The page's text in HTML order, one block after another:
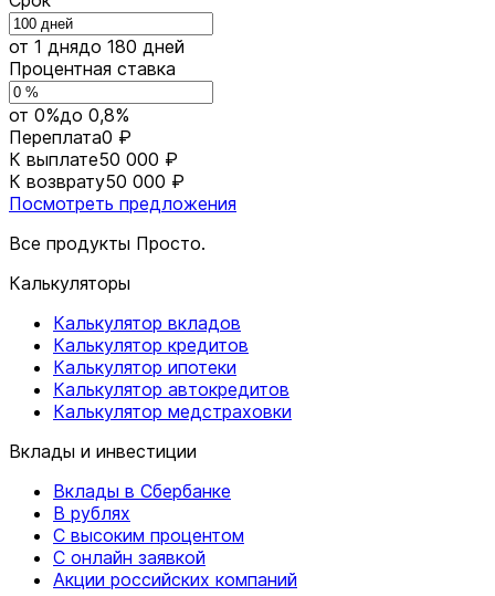
от 1 днядо 180 дней
Процентная ставка
от 0%до 0,8%
Переплата0 ₽
К выплате50 000 ₽
К возврату50 000 ₽
Посмотреть предложения
Все продукты Просто.
Калькуляторы
Калькулятор вкладов
Калькулятор кредитов
Калькулятор ипотеки
Калькулятор автокредитов
Калькулятор медстраховки
Вклады и инвестиции
Вклады в Сбербанке
В рублях
С высоким процентом
С онлайн заявкой
Акции российских компаний